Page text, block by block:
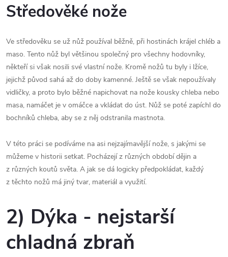
Středověké nože
Ve středověku se už nůž používal běžně, při hostinách krájel chléb a
maso. Tento nůž byl většinou společný pro všechny hodovníky,
někteří si však nosili své vlastní nože. Kromě nožů tu byly i lžíce,
jejichž původ sahá až do doby kamenné. Ještě se však nepoužívaly
vidličky, a proto bylo běžné napichovat na nože kousky chleba nebo
masa, namáčet je v omáčce a vkládat do úst. Nůž se poté zapíchl do
bochníků chleba, aby se z něj odstranila mastnota.
V této práci se podíváme na asi nejzajímavější nože, s jakými se
můžeme v historii setkat. Pocházejí z různých období dějin a
z různých koutů světa. A jak se dá logicky předpokládat, každý
z těchto nožů má jiný tvar, materiál a využití.
2) Dýka - nejstarší
chladná zbraň